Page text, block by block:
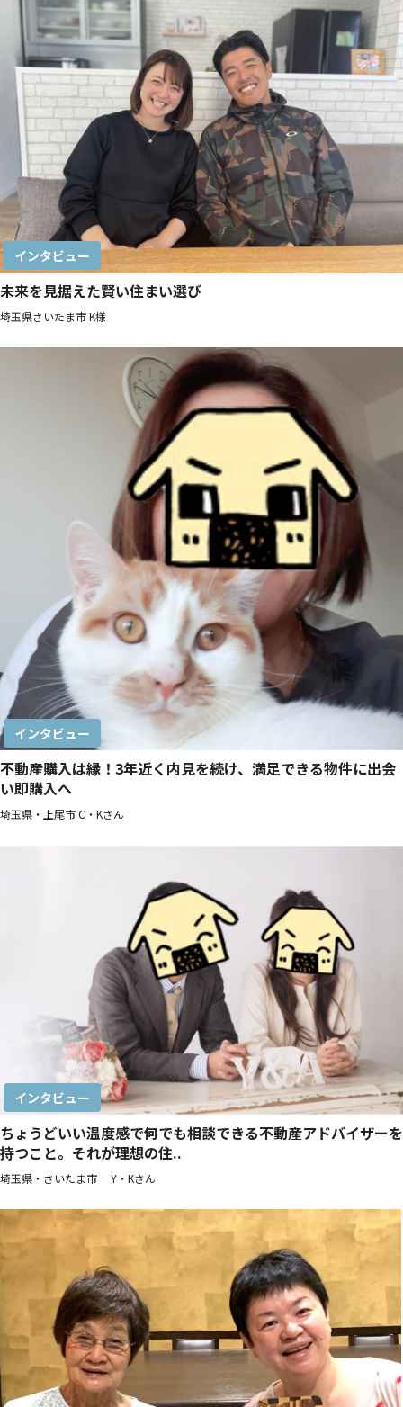
インタビュー
未来を見据えた賢い住まい選び
埼玉県さいたま市 K様
インタビュー
不動産購入は縁！3年近く内見を続け、満足できる物件に出会
い即購入へ
埼玉県・上尾市 C・Kさん
インタビュー
ちょうどいい温度感で何でも相談できる不動産アドバイザーを
持つこと。それが理想の住..
埼玉県・さいたま市 Y・Kさん